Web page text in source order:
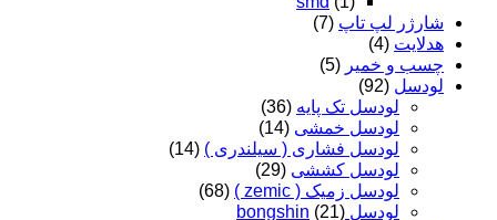
شارژر لپ تاپ (7)
هدلایت (4)
چسب و خمیر (5)
لودسل (92)
لودسل تک پایه (36)
لودسل خمشی (14)
لودسل فشاری ( سیلندری ) (14)
لودسل کششی (29)
لودسل زمیک ( zemic )
(68)
لودسل bongshin (21)